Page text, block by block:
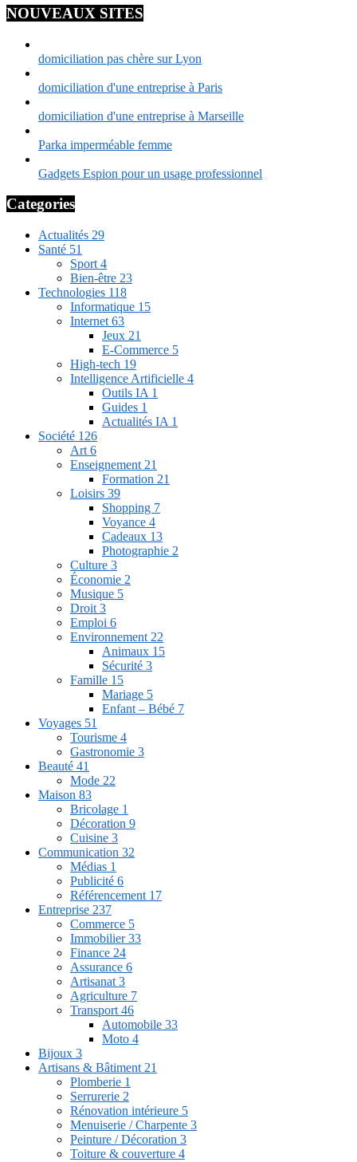
NOUVEAUX SITES
domiciliation pas chère sur Lyon
domiciliation d'une entreprise à Paris
domiciliation d'une entreprise à Marseille
Parka imperméable femme
Gadgets Espion pour un usage professionnel
Categories
Actualités 29
Santé 51
Sport 4
Bien-être 23
Technologies 118
Informatique 15
Internet 63
Jeux 21
E-Commerce 5
High-tech 19
Intelligence Artificielle 4
Outils IA 1
Guides 1
Actualités IA 1
Société 126
Art 6
Enseignement 21
Formation 21
Loisirs 39
Shopping 7
Voyance 4
Cadeaux 13
Photographie 2
Culture 3
Économie 2
Musique 5
Droit 3
Emploi 6
Environnement 22
Animaux 15
Sécurité 3
Famille 15
Mariage 5
Enfant – Bébé 7
Voyages 51
Tourisme 4
Gastronomie 3
Beauté 41
Mode 22
Maison 83
Bricolage 1
Décoration 9
Cuisine 3
Communication 32
Médias 1
Publicité 6
Référencement 17
Entreprise 237
Commerce 5
Immobilier33
Finance 24
Assurance 6
Artisanat 3
Agriculture 7
Transport 46
Automobile 33
Moto 4
Bijoux 3
Artisans & Bâtiment 21
Plomberie 1
Serrurerie 2
Rénovation intérieure 5
Menuiserie / Charpente 3
Peinture / Décoration 3
Toiture & couverture 4